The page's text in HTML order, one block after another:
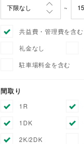
共益費・管理費を含む
礼金なし
駐車場料金を含む
間取り
1R
1DK
2K/2DK